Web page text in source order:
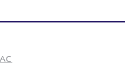
AC